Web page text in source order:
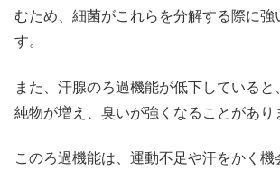
むため、細菌がこれらを分解する際に強
す。
また、汗腺のろ過機能が低下していると
純物が増え、臭いが強くなることがあり
このろ過機能は、運動不足や汗をかく機